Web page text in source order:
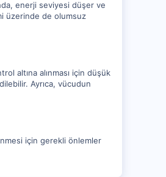
enerji seviyesi düşer ve
üzerinde de olumsuz
altına alınması için düşük
Ayrıca, vücudun
için gerekli önlemler